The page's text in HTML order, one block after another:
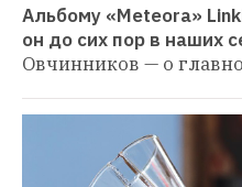
Альбому «Meteora»
он до сих пор в наших
Овчинников — о